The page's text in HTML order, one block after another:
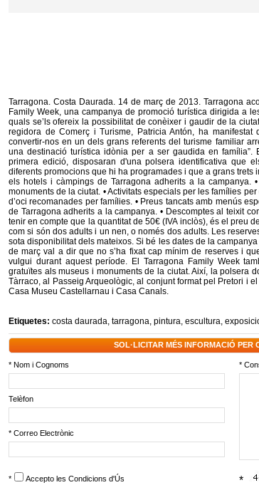
Tarragona. Costa Daurada. 14 de març de 2013. Tarragona
Family Week, una campanya de promoció turística dirigida a
quals se’ls ofereix la possibilitat de conèixer i gaudir de la
regidora de Comerç i Turisme, Patricia Antón, ha
convertir-nos en un dels grans referents del turisme familiar
una destinació turística idònia per a ser gaudida en
primera edició, disposaran d'una polsera identificativa que
diferents promocions que hi ha programades i que a grans trets
els hotels i càmpings de Tarragona adherits a la campanya.
monuments de la ciutat. • Activitats especials per les famílies
d’oci recomanades per famílies. • Preus tancats amb menús
de Tarragona adherits a la campanya. • Descomptes al teixit
tenir en compte que la quantitat de 50€ (IVA inclòs), és el preu
com si són dos adults i un nen, o només dos adults. Les
sota disponibilitat dels mateixos. Si bé les dates de la
de març val a dir que no s’ha fixat cap mínim de reserves i
vulgui durant aquest període. El Tarragona Family Week
gratuïtes als museus i monuments de la ciutat. Així, la polsera
Tàrraco, al Passeig Arqueològic, al conjunt format pel Pretori i
Casa Museu Castellarnau i Casa Canals.
Etiquetes: costa daurada, tarragona, pintura, escultura,
SOL·LICITAR MÉS INFORMACIÓ PER
* Nom i Cognoms *
Telèfon
* Correo Electrònic
* Accepto les Condicions d'Ús *